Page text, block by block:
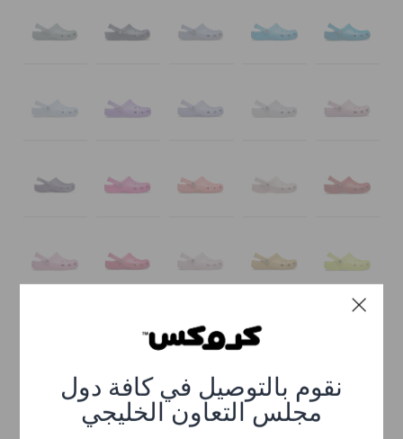
نقوم بالتوصيل في كافة دول
مجلس التعاون الخليجي